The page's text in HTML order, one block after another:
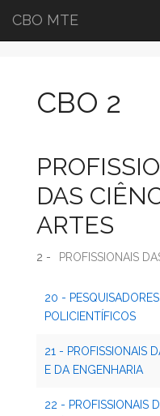
CBO MTE
CBO 2
DAS
ARTES
2 - PROFISSIONAIS
20 -
POLICIENTÍFICOS
21 - PROFISSIONAIS
E DA ENGENHARIA
22 - PROFISSIONAIS